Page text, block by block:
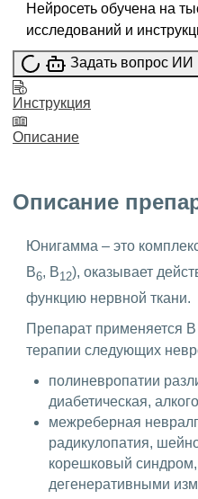
Нейросеть обучена на
исследований и
Задать вопрос ИИ
Инструкция
Описание
Описание
Юнигамма – это
В6, В12), оказывает
функцию нервной ткани.
Препарат применяется
терапии следующих
полиневропатии
диабетическая,
межреберная
радикулопатия,
корешковый
дегенеративными